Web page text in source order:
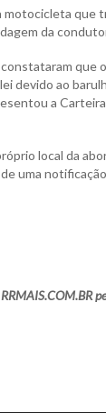
motocicleta que
da
que
devido ao
a
local da
uma
RRMAIS.COM.BR